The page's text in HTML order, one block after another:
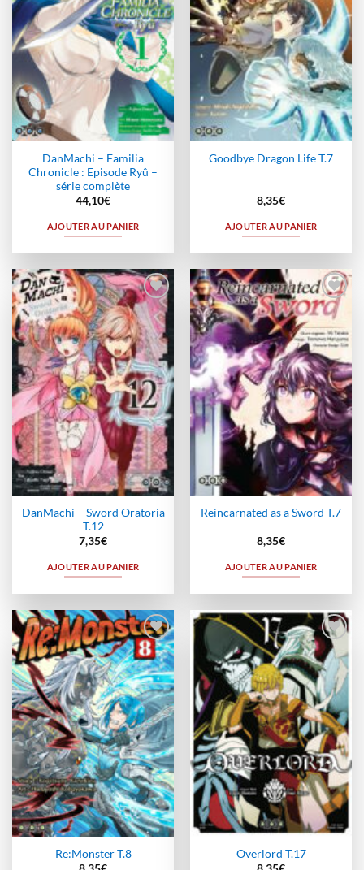
DanMachi – Familia
Chronicle : Episode Ryû –
série complète
44,10€
AJOUTER AU PANIER
Goodbye Dragon Life T.7
8,35€
AJOUTER AU PANIER
Ajouter
à la
wishlist
DanMachi – Sword Oratoria
T.12
7,35€
AJOUTER AU PANIER
Ajouter
à la
wishlist
Reincarnated as a Sword T.7
8,35€
AJOUTER AU PANIER
Ajouter
à la
wishlist
Re:Monster T.8
Ajouter
à la
wishlist
Overlord T.17